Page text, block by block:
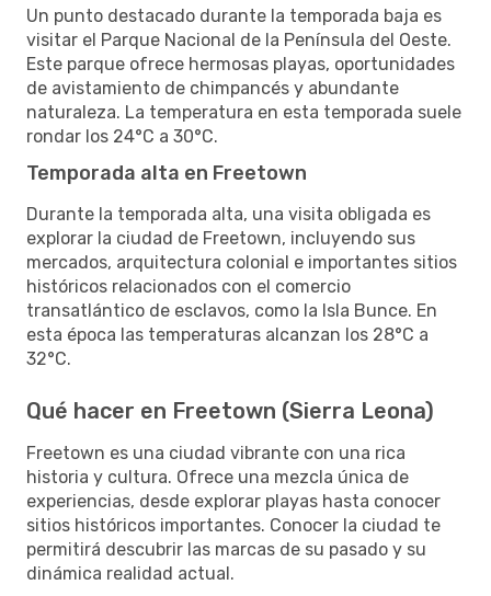
Un punto destacado durante la temporada baja es
visitar el Parque Nacional de la Península del Oeste.
Este parque ofrece hermosas playas, oportunidades
de avistamiento de chimpancés y abundante
naturaleza. La temperatura en esta temporada suele
rondar los 24°C a 30°C.
Temporada alta en Freetown
Durante la temporada alta, una visita obligada es
explorar la ciudad de Freetown, incluyendo sus
mercados, arquitectura colonial e importantes sitios
históricos relacionados con el comercio
transatlántico de esclavos, como la Isla Bunce. En
esta época las temperaturas alcanzan los 28°C a
32°C.
Qué hacer en Freetown (Sierra Leona)
Freetown es una ciudad vibrante con una rica
historia y cultura. Ofrece una mezcla única de
experiencias, desde explorar playas hasta conocer
sitios históricos importantes. Conocer la ciudad te
permitirá descubrir las marcas de su pasado y su
dinámica realidad actual.